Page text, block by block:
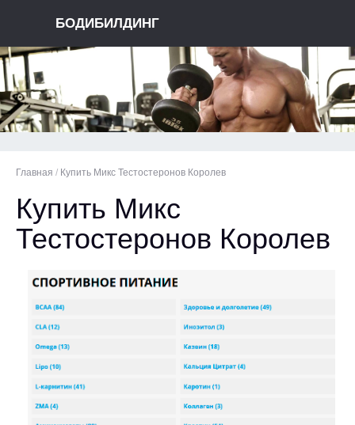
БОДИБИЛДИНГ
Главная / Купить Микс Тестостеронов Королев
Купить Микс
Тестостеронов Королев